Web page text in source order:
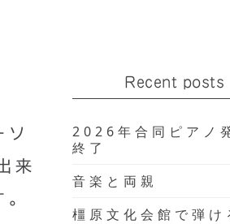
来
Recent posts
2026年合同ピアノ
終了
音楽と両親
橿原文化会館で弾け